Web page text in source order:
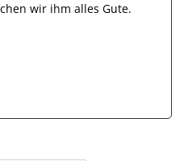
wir ihm alles Gute.